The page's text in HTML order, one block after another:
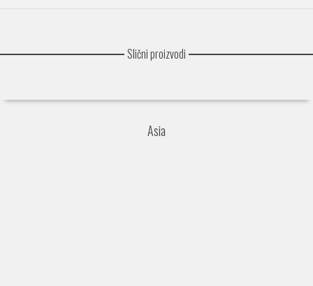
Slični proizvodi
Asia